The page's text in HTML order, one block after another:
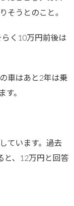
そうとのこと。
く10万円前後は
車はあと2年は乗
す。
ています。過去
と、12万円と回答